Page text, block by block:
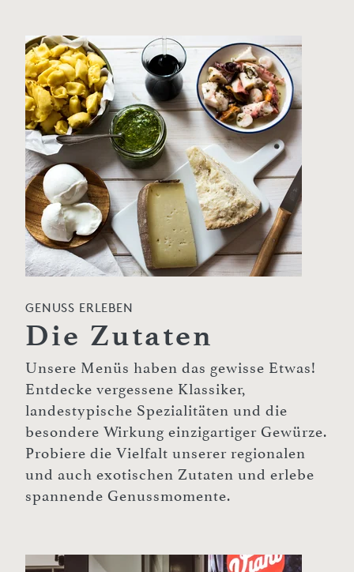
GENUSS ERLEBEN
Die Zutaten
Unsere Menüs haben das gewisse Etwas!
Entdecke vergessene Klassiker,
landestypische Spezialitäten und die
besondere Wirkung einzigartiger Gewürze.
Probiere die Vielfalt unserer regionalen
und auch exotischen Zutaten und erlebe
spannende Genussmomente.